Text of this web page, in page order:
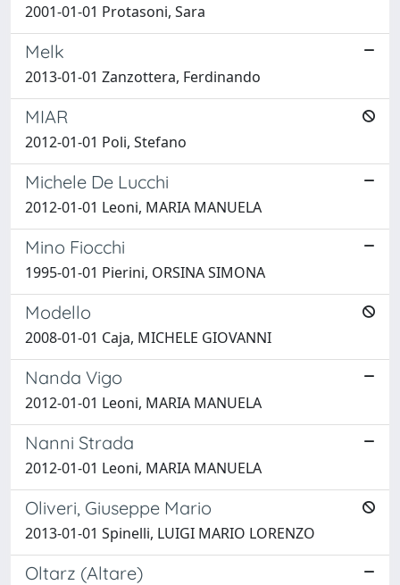
2001-01-01 Protasoni, Sara
Melk
2013-01-01 Zanzottera, Ferdinando
MIAR
2012-01-01 Poli, Stefano
Michele De Lucchi
2012-01-01 Leoni, MARIA MANUELA
Mino Fiocchi
1995-01-01 Pierini, ORSINA SIMONA
Modello
2008-01-01 Caja, MICHELE GIOVANNI
Nanda Vigo
2012-01-01 Leoni, MARIA MANUELA
Nanni Strada
2012-01-01 Leoni, MARIA MANUELA
Oliveri, Giuseppe Mario
2013-01-01 Spinelli, LUIGI MARIO LORENZO
Oltarz (Altare)